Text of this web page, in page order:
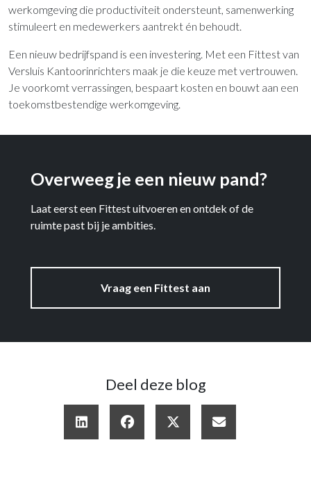
werkomgeving die productiviteit ondersteunt, samenwerking
stimuleert en medewerkers aantrekt én behoudt.
Een nieuw bedrijfspand is een investering. Met een Fittest van
Versluis Kantoorinrichters maak je die keuze met vertrouwen.
Je voorkomt verrassingen, bespaart kosten en bouwt aan een
toekomstbestendige werkomgeving.
Overweeg je een nieuw pand?
Laat eerst een Fittest uitvoeren en ontdek of de
ruimte past bij je ambities.
Vraag een Fittest aan
Deel deze blog